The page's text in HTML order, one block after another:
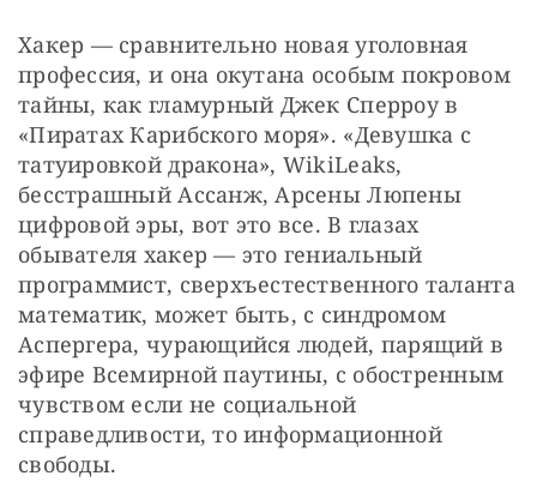
Хакер — сравнительно новая уголовная
профессия, и она окутана особым покровом
тайны, как гламурный Джек Сперроу в
«Пиратах Карибского моря». «Девушка с
татуировкой дракона», WikiLeaks,
бесстрашный Ассанж, Арсены Люпены
цифровой эры, вот это все. В глазах
обывателя хакер — это гениальный
программист, сверхъестественного таланта
математик, может быть, с синдромом
Аспергера, чурающийся людей, парящий в
эфире Всемирной паутины, с обостренным
чувством если не социальной
справедливости, то информационной
свободы.